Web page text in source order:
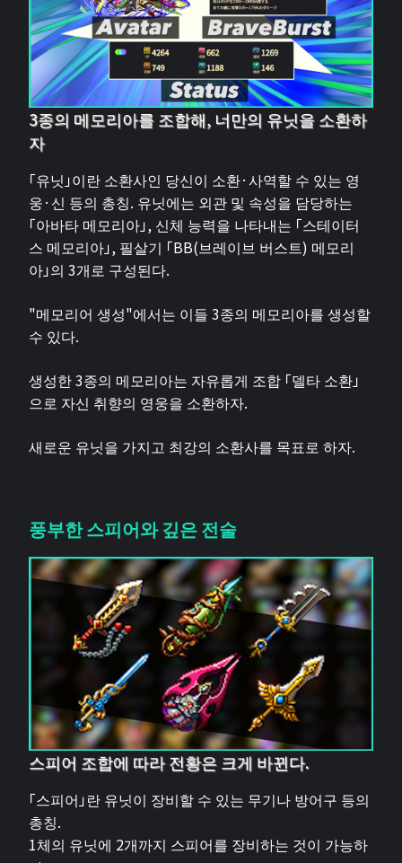
3종의 메모리아를 조합해, 너만의 유닛을 소환하
자
「유닛」이란 소환사인 당신이 소환·사역할 수 있는 영
웅·신 등의 총칭. 유닛에는 외관 및 속성을 담당하는
「아바타 메모리아」, 신체 능력을 나타내는 「스테이터
스 메모리아」, 필살기 「BB(브레이브 버스트) 메모리
아」의 3개로 구성된다.
"메모리어 생성"에서는 이들 3종의 메모리아를 생성할
수 있다.
생성한 3종의 메모리아는 자유롭게 조합 「델타 소환」
으로 자신 취향의 영웅을 소환하자.
새로운 유닛을 가지고 최강의 소환사를 목표로 하자.
풍부한 스피어와 깊은 전술
스피어 조합에 따라 전황은 크게 바뀐다.
「스피어」란 유닛이 장비할 수 있는 무기나 방어구 등의
총칭.
1체의 유닛에 2개까지 스피어를 장비하는 것이 가능하